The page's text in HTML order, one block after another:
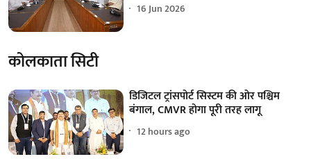
16 Jun 2026
कोलकाता सिटी
डिजिटल ट्रांसपोर्ट सिस्टम की ओर पश्चिम
बंगाल, CMVR होगा पूरी तरह लागू
12 hours ago